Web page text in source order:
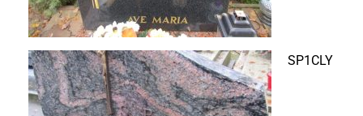
SP1CLY